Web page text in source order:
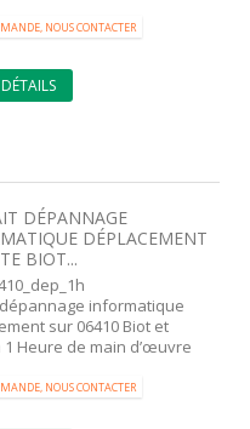
NOUS CONTACTER
DÉTAILS
DÉPANNAGE
DÉPLACEMENT
BIOT...
informatique
sur 06410 Biot et
1 Heure de main d’œuvre
NOUS CONTACTER